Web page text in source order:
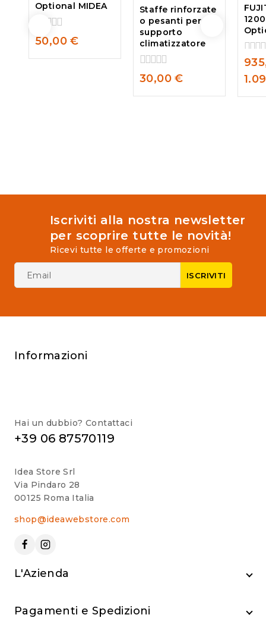
Optional MIDEA
0
out
of
50,00€
Staffe rinforzate
o pesanti per
supporto
climatizzatore
0
out
of
30,00€
0
out
of
5
Iscriviti alla nostra newsletter
per scoprire tutte le novità!
Ricevi tutte le offerte e promozioni
Informazioni
Hai un dubbio? Contattaci
+39 06 87570119
Idea Store Srl
Via Pindaro 28
00125 Roma Italia
shop@ideawebstore.com
L'Azienda
Pagamenti e Spedizioni